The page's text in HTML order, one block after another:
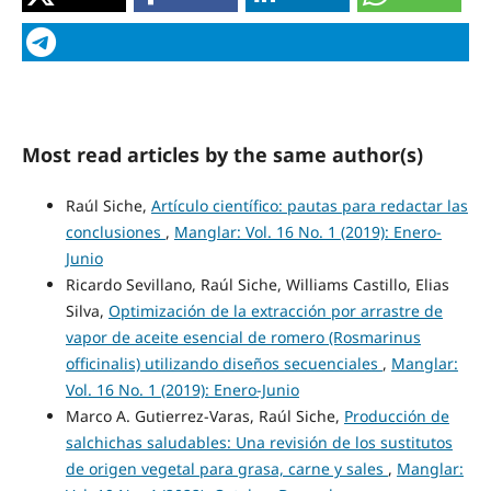
Most read articles by the same author(s)
Raúl Siche, Artículo científico: pautas para redactar las
conclusiones , Manglar: Vol. 16 No. 1 (2019): Enero-
Junio
Ricardo Sevillano, Raúl Siche, Williams Castillo, Elias
Silva, Optimización de la extracción por arrastre de
vapor de aceite esencial de romero (Rosmarinus
officinalis) utilizando diseños secuenciales , Manglar:
Vol. 16 No. 1 (2019): Enero-Junio
Marco A. Gutierrez-Varas, Raúl Siche, Producción de
salchichas saludables: Una revisión de los sustitutos
de origen vegetal para grasa, carne y sales , Manglar: